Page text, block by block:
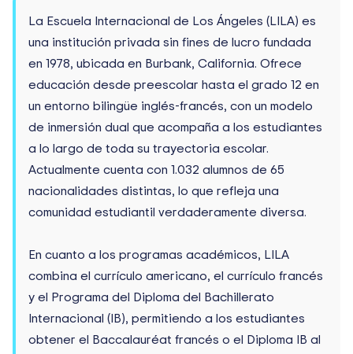
La Escuela Internacional de Los Ángeles (LILA) es
una institución privada sin fines de lucro fundada
en 1978, ubicada en Burbank, California. Ofrece
educación desde preescolar hasta el grado 12 en
un entorno bilingüe inglés-francés, con un modelo
de inmersión dual que acompaña a los estudiantes
a lo largo de toda su trayectoria escolar.
Actualmente cuenta con 1.032 alumnos de 65
nacionalidades distintas, lo que refleja una
comunidad estudiantil verdaderamente diversa.
En cuanto a los programas académicos, LILA
combina el currículo americano, el currículo francés
y el Programa del Diploma del Bachillerato
Internacional (IB), permitiendo a los estudiantes
obtener el Baccalauréat francés o el Diploma IB al